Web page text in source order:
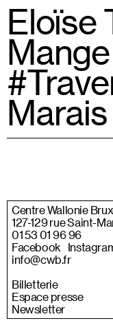
Eloïse
Marais
Centre Wallonie
127-129 rue Saint-
01 53 01 96 96
Facebook
info@cwb.fr
Billetterie
Espace presse
Newsletter